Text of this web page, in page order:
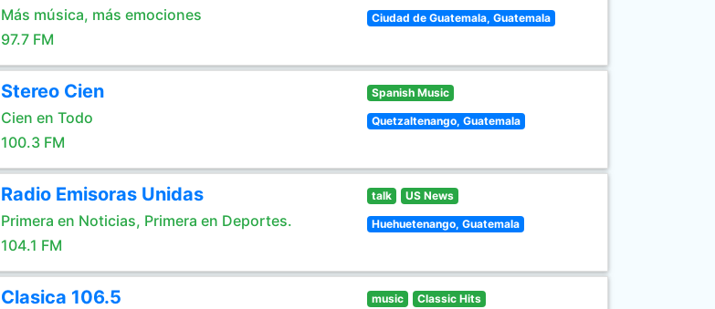
Más música, más emociones
97.7 FM
Ciudad de Guatemala, Guatemala
Stereo Cien
Cien en Todo
100.3 FM
Spanish Music
Quetzaltenango, Guatemala
Radio Emisoras Unidas
Primera en Noticias, Primera en Deportes.
104.1 FM
talk US News
Huehuetenango, Guatemala
Clasica 106.5 music Classic Hits